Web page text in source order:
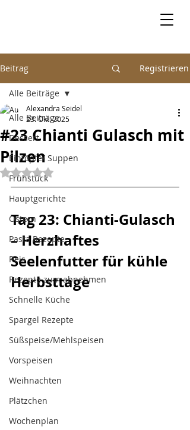
Beitrag Registrieren
Alle Beiträge
Dessert
Eintöpfe/ Suppen
Frühstück
Hauptgerichte
Ostern
Pasta Rezepte
Reis
Rezepte zum abnehmen
Schnelle Küche
Spargel Rezepte
Süßspeise/Mehlspeisen
Vorspeisen
Weihnachten
Plätzchen
Wochenplan
Alle Beiträge
#23 Chianti Gulasch mit
Pilzen
Alexandra Seidel
23. Okt. 2025
Mit NaN von 5 Sternen bewertet.
Tag 23: Chianti-Gulasch
– Herzhaftes
Seelenfutter für kühle
Herbsttage